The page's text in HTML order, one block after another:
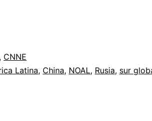
, CNNE
Latina, China, NOAL, Rusia, sur